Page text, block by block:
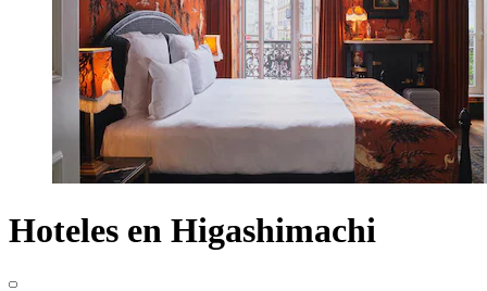
Hoteles en Higashimachi